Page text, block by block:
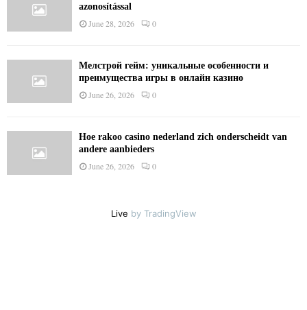
azonosítással
June 28, 2026 0
Мелстрой гейм: уникальные особенности и
преимущества игры в онлайн казино
June 26, 2026 0
Hoe rakoo casino nederland zich onderscheidt van
andere aanbieders
June 26, 2026 0
Live by TradingView